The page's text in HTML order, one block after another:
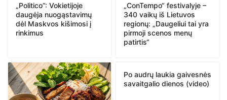
„Politico”: Vokietijoje
daugėja nuogąstavimų
dėl Maskvos kišimosi į
rinkimus
„ConTempo“ festivalyje –
340 vaikų iš Lietuvos
regionų: „Daugeliui tai yra
pirmoji scenos menų
patirtis“
Po audrų laukia gaivesnės
savaitgalio dienos (video)